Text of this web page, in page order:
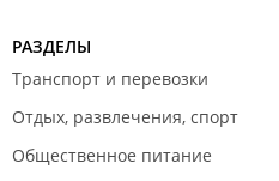
РАЗДЕЛЫ
Транспорт и перевозки
Отдых, развлечения, спорт
Общественное питание